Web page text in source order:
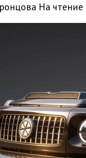
На чтение